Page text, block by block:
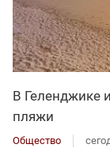
В Геленджике
пляжи
Общество